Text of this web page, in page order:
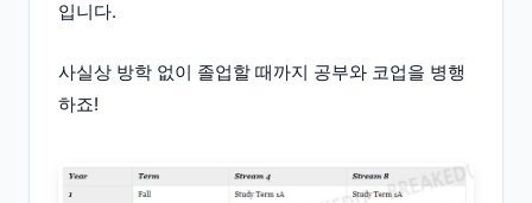
입니다.
사실상 방학 없이 졸업할 때까지 공부와 코업을 병행
하죠!